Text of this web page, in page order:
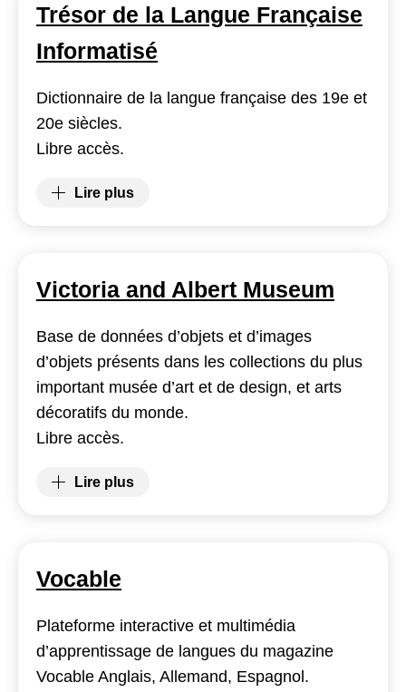
Trésor de la Langue Française
Informatisé
Dictionnaire de la langue française des 19e et
20e siècles.
Libre accès.
Lire plus
Victoria and Albert Museum
Base de données d’objets et d’images
d’objets présents dans les collections du plus
important musée d’art et de design, et arts
décoratifs du monde.
Libre accès.
Lire plus
Vocable
Plateforme interactive et multimédia
d’apprentissage de langues du magazine
Vocable Anglais, Allemand, Espagnol.